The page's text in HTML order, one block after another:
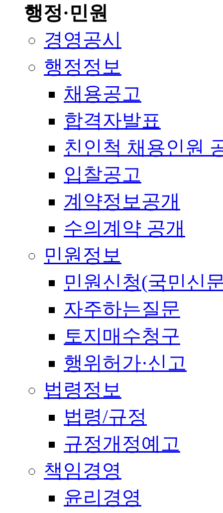
행정·민원
경영공시
행정정보
채용공고
합격자발표
친인척 채용인원
입찰공고
계약정보공개
수의계약 공개
민원정보
민원신청(국민신
자주하는질문
토지매수청구
행위허가·신고
법령정보
법령/규정
규정개정예고
책임경영
윤리경영